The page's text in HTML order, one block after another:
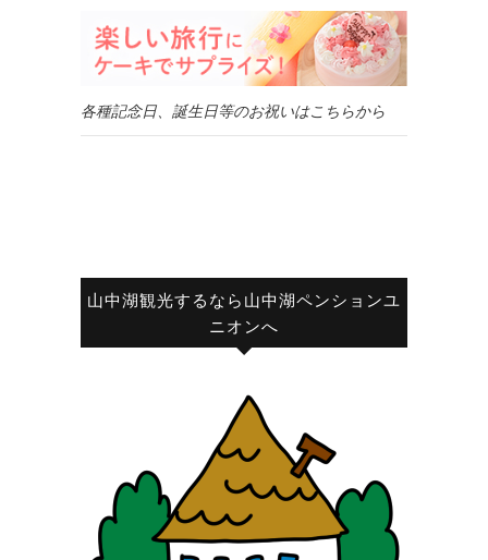
各種記念日、誕生日等のお祝いはこちらから
山中湖観光するなら山中湖ペンションユ
ニオンへ